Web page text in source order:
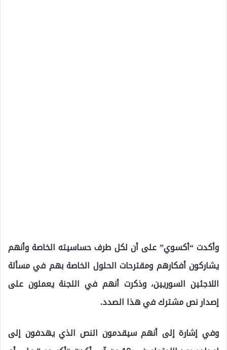
وأكدت “أكسوي” على أن لكل طرف حساسيته الخاصة وأنهم
يشاركون أفكارهم ومقترحات الحلول الخاصة بهم في مسألة
اللاجئين السوريين، وذكرت أنهم في اللجنة يعملون على
إصدار نص مشترك في هذا الصدد.
وفي إشارة إلى أنهم سيقدمون النص الذي يهدفون إلى